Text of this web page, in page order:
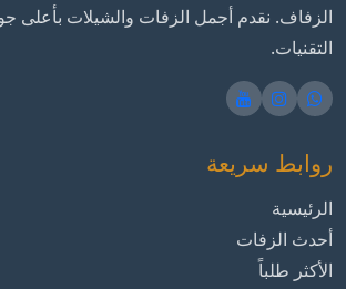
الزفاف. نقدم أجمل الزفات والشيلات بأعلى
التقنيات.
روابط سريعة
الرئيسية
أحدث الزفات
الأكثر طلباً